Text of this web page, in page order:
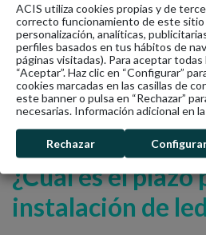
¿Cuál es el plazo
instalación de
ACIS utiliza cookies propias y de
correcto funcionamiento de este sitio
personalización, analíticas,
perfiles basados en tus hábitos de
páginas visitadas). Para aceptar todas
“Aceptar”. Haz clic en “Configurar”
cookies marcadas en las casillas de
este banner o pulsa en “Rechazar”
necesarias. Información adicional en la
Rechazar